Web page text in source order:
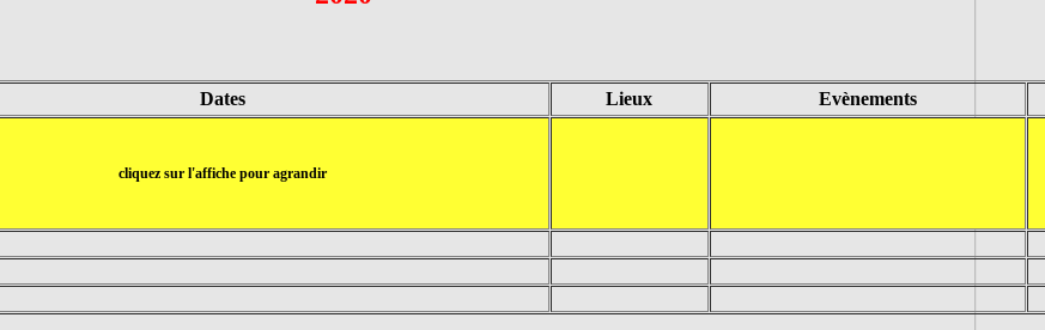
Dates Lieux Evènements
cliquez sur l'affiche pour agrandir